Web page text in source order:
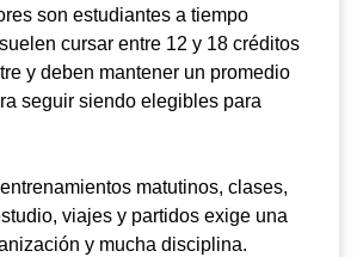
son estudiantes a tiempo
cursar entre 12 y 18 créditos
y deben mantener un promedio
seguir siendo elegibles para
matutinos, clases,
viajes y partidos exige una
y mucha disciplina.